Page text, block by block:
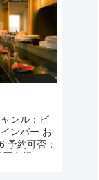
ンル：ビ
ンバー お
予約可否：
北沢2-1-7